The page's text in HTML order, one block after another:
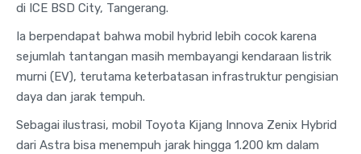
di ICE BSD City, Tangerang.
Ia berpendapat bahwa mobil hybrid lebih cocok karena
sejumlah tantangan masih membayangi kendaraan listrik
murni (EV), terutama keterbatasan infrastruktur pengisian
daya dan jarak tempuh.
Sebagai ilustrasi, mobil Toyota Kijang Innova Zenix Hybrid
dari Astra bisa menempuh jarak hingga 1.200 km dalam